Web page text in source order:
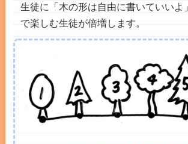
生徒に「木の形は自由に書いていいよ
で楽しむ生徒が倍増します。